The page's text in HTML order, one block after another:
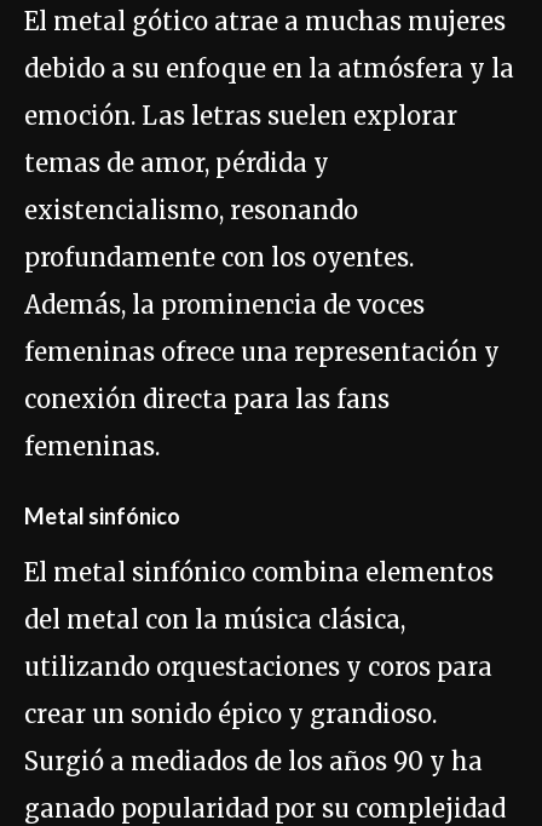
El metal gótico atrae a muchas mujeres
debido a su enfoque en la atmósfera y la
emoción. Las letras suelen explorar
temas de amor, pérdida y
existencialismo, resonando
profundamente con los oyentes.
Además, la prominencia de voces
femeninas ofrece una representación y
conexión directa para las fans
femeninas.
Metal sinfónico
El metal sinfónico combina elementos
del metal con la música clásica,
utilizando orquestaciones y coros para
crear un sonido épico y grandioso.
Surgió a mediados de los años 90 y ha
ganado popularidad por su complejidad